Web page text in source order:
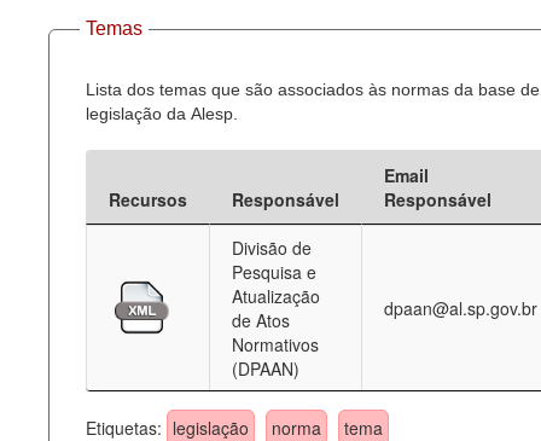
Temas
Lista dos temas que são associados às normas da base de
legislação da Alesp.
Recursos Responsável
Email
Responsável
Divisão de
Pesquisa e
Atualização
de Atos
Normativos
(DPAAN)
dpaan@al.sp.gov.br
Etiquetas: legislação norma tema